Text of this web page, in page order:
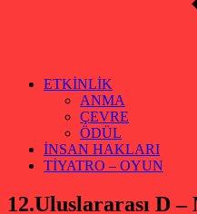
ETKİNLİK
ANMA
ÇEVRE
ÖDÜL
İNSAN HAKLARI
TİYATRO – OYUN
12.Uluslararası D